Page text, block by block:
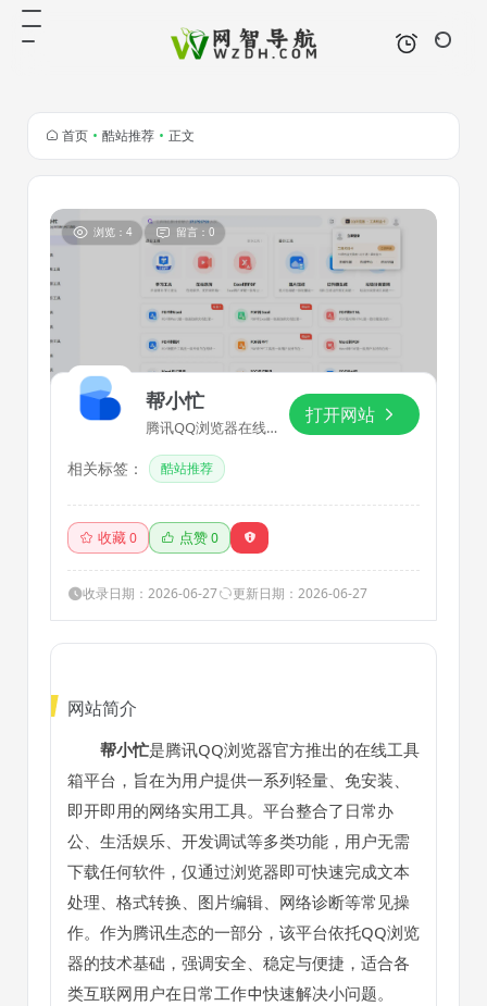
首页 • 酷站推荐 • 正文
浏览：4 留言：0
帮小忙
腾讯QQ浏览器在线工
打开网站
相关标签： 酷站推荐
收藏0 点赞0
收录日期：2026-06-27 更新日期：2026-06-27
网站简介
帮小忙是腾讯QQ浏览器官方推出的在线工具
箱平台，旨在为用户提供一系列轻量、免安装、
即开即用的网络实用工具。平台整合了日常办
公、生活娱乐、开发调试等多类功能，用户无需
下载任何软件，仅通过浏览器即可快速完成文本
处理、格式转换、图片编辑、网络诊断等常见操
作。作为腾讯生态的一部分，该平台依托QQ浏览
器的技术基础，强调安全、稳定与便捷，适合各
类互联网用户在日常工作中快速解决小问题。